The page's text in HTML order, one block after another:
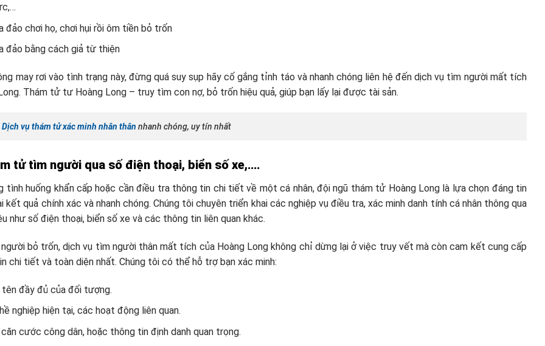
đảo chơi họ, chơi hụi rồi ôm tiền bỏ trốn
đảo bằng cách giả từ thiện
may rơi vào tình trạng này, đừng quá suy sụp hãy cố gắng tỉnh táo và nhanh chóng liên hệ đến dịch vụ tìm người mất tích
Thám tử tư Hoàng Long – truy tìm con nợ, bỏ trốn hiệu quả, giúp bạn lấy lại được tài sản.
Dịch vụ thám tử xác minh nhân thân nhanh chóng, uy tín nhất
tử tìm người qua số điện thoại, biển số xe,….
tình huống khẩn cấp hoặc cần điều tra thông tin chi tiết về một cá nhân, đội ngũ thám tử Hoàng Long là lựa chọn đáng tin
kết quả chính xác và nhanh chóng. Chúng tôi chuyên triển khai các nghiệp vụ điều tra, xác minh danh tính cá nhân thông qua
như số điện thoại, biển số xe và các thông tin liên quan khác.
bỏ trốn, dịch vụ tìm người thân mất tích của Hoàng Long không chỉ dừng lại ở việc truy vết mà còn cam kết cung cấp
chi tiết và toàn diện nhất. Chúng tôi có thể hỗ trợ bạn xác minh:
tên đầy đủ của đối tượng.
nghiệp hiện tại, các hoạt động liên quan.
cước công dân, hoặc thông tin định danh quan trọng.